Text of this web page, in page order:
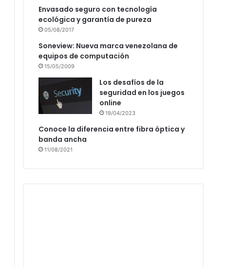
Envasado seguro con tecnología
ecológica y garantía de pureza
05/08/2017
Soneview: Nueva marca venezolana de
equipos de computación
15/05/2009
Los desafíos de la
seguridad en los juegos
online
19/04/2023
Conoce la diferencia entre fibra óptica y
banda ancha
11/08/2021